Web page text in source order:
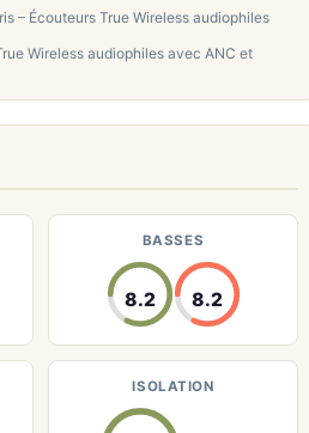
– Écouteurs True Wireless audiophiles
Wireless audiophiles avec ANC et
BASSES
8.2 8.2
ISOLATION